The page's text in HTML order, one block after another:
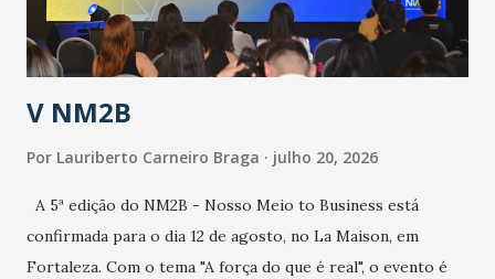
contaminação alta, podendo gerar um grande risco à
população e ao sistema de saúde. “Precisamos saber fazer a
estratificação do risco da doença, para não so...
V NM2B
Por Lauriberto Carneiro Braga julho 20, 2026
A 5ª edição do NM2B - Nosso Meio to Business está
confirmada para o dia 12 de agosto, no La Maison, em
Fortaleza. Com o tema "A força do que é real", o evento é